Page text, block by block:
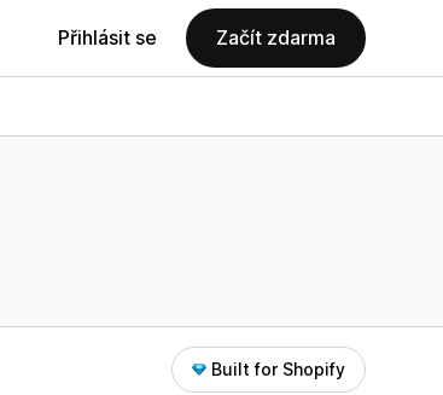
Přihlásit se Začít zdarma
Built for Shopify